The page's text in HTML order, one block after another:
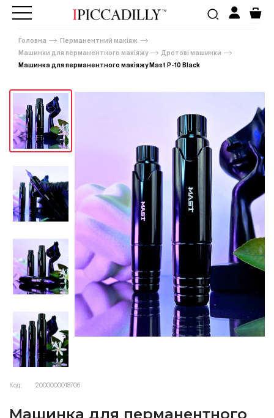
Головна
Перманентний макіяж
Машинки для перманентного макіяжу
Дротові машинки
Машинка для перманентного макіяжу Mast P-10 Black
Код: 2000000018706
Машинка для перманентного